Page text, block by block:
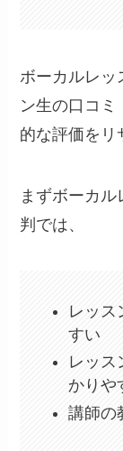
ボーカルレッ
ン生の口コミ
的な評価をリ
まずボーカ
判では、
レッス
すい
レッス
かりや
講師の